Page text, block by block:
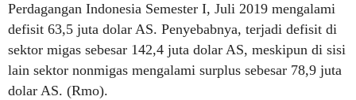
Perdagangan Indonesia Semester I, Juli 2019 mengalami
defisit 63,5 juta dolar AS. Penyebabnya, terjadi defisit di
sektor migas sebesar 142,4 juta dolar AS, meskipun di sisi
lain sektor nonmigas mengalami surplus sebesar 78,9 juta
dolar AS. (Rmo).